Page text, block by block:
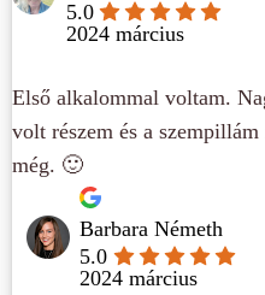
5.0
2024 március
Első alkalommal voltam.
volt részem és a
még. 🙂
Barbara Németh
5.0
2024 március